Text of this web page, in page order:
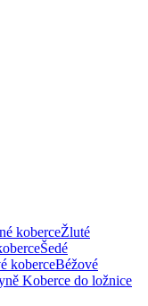
koberceŽluté
Šedé
koberceBéžové
Koberce do ložnice